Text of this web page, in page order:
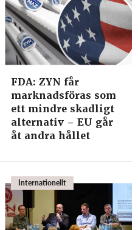
FDA: ZYN får
marknadsföras som
ett mindre skadligt
alternativ – EU går
åt andra hållet
Internationellt